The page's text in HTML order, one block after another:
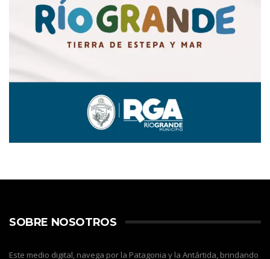
SOBRE NOSOTROS
Este medio digital, navega por la Patagonia y la Antártida, brindando